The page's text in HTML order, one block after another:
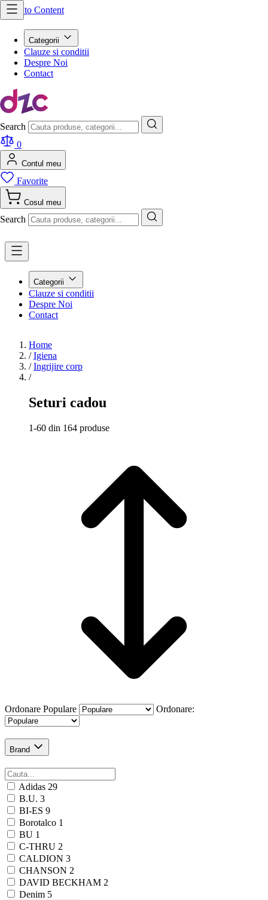
Skip to Content
Categorii
Clauze si conditii
Despre Noi
Contact
Search
0
Contul meu
Favorite
Cosul meu
Search
Categorii
Clauze si conditii
Despre Noi
Contact
Home
/ Igiena
/ Ingrijire corp
/
Seturi cadou
1-60 din 164 produse
Ordonare Populare Ordonare:
Brand
Adidas 29
B.U. 3
BI-ES 9
Borotalco 1
BU 1
C-THRU 2
CALDION 3
CHANSON 2
DAVID BECKHAM 2
Denim 5